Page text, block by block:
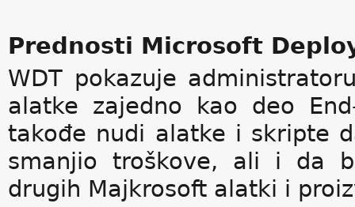
Prednosti Microsoft
WDT pokazuje
alatke zajedno kao deo
takođe nudi alatke i skripte
smanjio troškove, ali i da
drugih Majkrosoft alatki i